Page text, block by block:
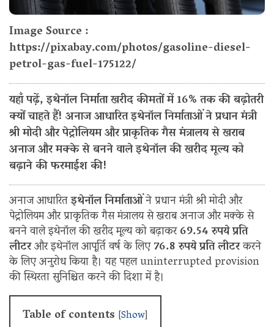
Image Source :
https://pixabay.com/photos/gasoline-diesel-
petrol-gas-fuel-175122/
यहाँ पढ़ें, इथेनॉल निर्माता खरीद कीमतों में 16% तक की बढ़ोतरी
क्यों चाहते हैं! अनाज आधारित इथेनॉल निर्माताओं ने प्रधान मंत्री
श्री मोदी और पेट्रोलियम और प्राकृतिक गैस मंत्रालय से खराब
अनाज और मक्के से बनने वाले इथेनॉल की खरीद मूल्य को
बढ़ाने की फरमाईश की!
अनाज आधारितइथेनॉल निर्माताओंने प्रधान मंत्री श्री मोदी और
पेट्रोलियम और प्राकृतिक गैस मंत्रालय से खराब अनाज और मक्के से
बनने वाले इथेनॉल की खरीद मूल्य को बढ़ाकर69.54 रुपये प्रति
लीटरऔर इथेनॉल आपूर्ति वर्ष के लिए76.8 रुपये प्रति लीटरकरने
के लिए अनुरोध किया है। यह पहल uninterrupted provision
की स्थिरता सुनिश्चित करने की दिशा में है।
Table of contents [Show]